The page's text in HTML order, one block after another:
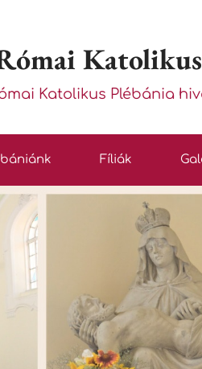
Katolikus Plébánia
Fíliák